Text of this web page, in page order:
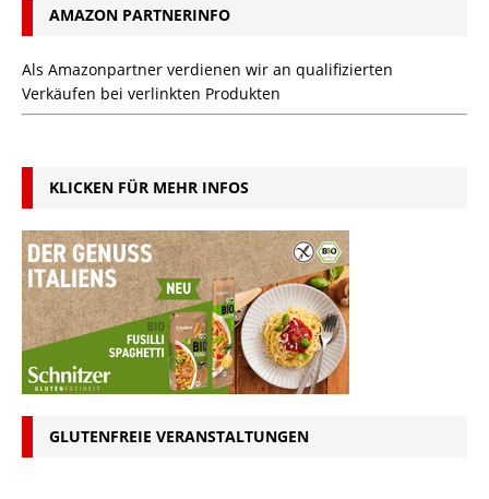
AMAZON PARTNERINFO
Als Amazonpartner verdienen wir an qualifizierten
Verkäufen bei verlinkten Produkten
KLICKEN FÜR MEHR INFOS
GLUTENFREIE VERANSTALTUNGEN